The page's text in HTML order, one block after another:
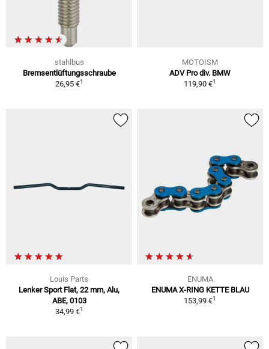
stahlbus
Bremsentlüftungsschraube
26,95 €1
MOTOISM
ADV Pro div. BMW
119,90 €1
Louis Parts
Lenker Sport Flat, 22 mm, Alu,
ABE, 0103
34,99 €1
ENUMA
ENUMA X-RING KETTE BLAU
153,99 €1